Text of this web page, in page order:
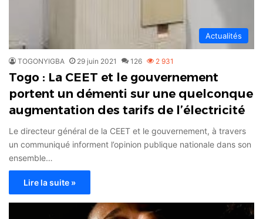
Actualités
TOGONYIGBA 29 juin 2021 126 2 931
Togo : La CEET et le gouvernement
portent un démenti sur une quelconque
augmentation des tarifs de l’électricité
Le directeur général de la CEET et le gouvernement, à travers
un communiqué informent l’opinion publique nationale dans son
ensemble…
Lire la suite »